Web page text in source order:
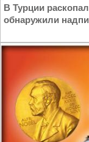
В Турции
обнаружили